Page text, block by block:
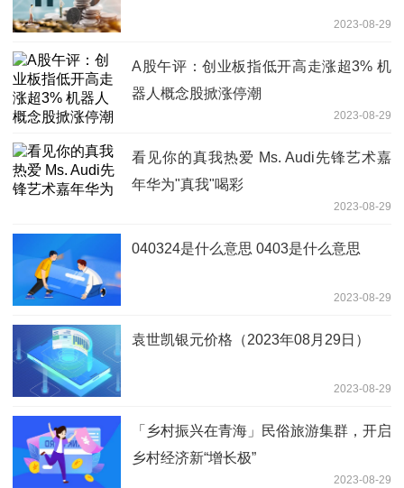
2023-08-29
A股午评：创业板指低开高走涨超3% 机
器人概念股掀涨停潮
2023-08-29
看见你的真我热爱 Ms. Audi先锋艺术嘉
年华为"真我"喝彩
2023-08-29
040324是什么意思 0403是什么意思
2023-08-29
袁世凯银元价格（2023年08月29日）
2023-08-29
「乡村振兴在青海」民俗旅游集群，开启
乡村经济新“增长极”
2023-08-29